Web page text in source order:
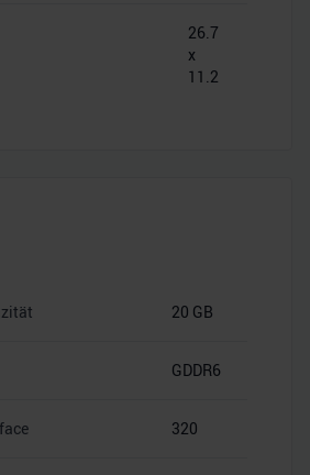
26.7
x
11.2
20 GB
GDDR6
320